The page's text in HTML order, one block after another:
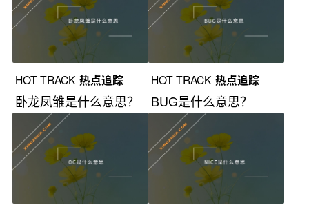
HOT TRACK 热点追踪
卧龙凤雏是什么意思？
HOT TRACK 热点追踪
BUG是什么意思？